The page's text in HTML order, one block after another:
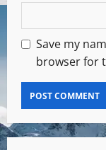
Save my
browser for